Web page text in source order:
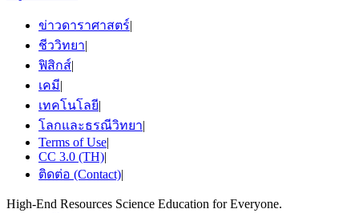
ข่าวดาราศาสตร์|
ชีววิทยา|
ฟิสิกส์|
เคมี|
เทคโนโลยี|
โลกและธรณีวิทยา|
Terms of Use|
CC 3.0 (TH)|
ติดต่อ (Contact)|
High-End Resources Science Education for Everyone.